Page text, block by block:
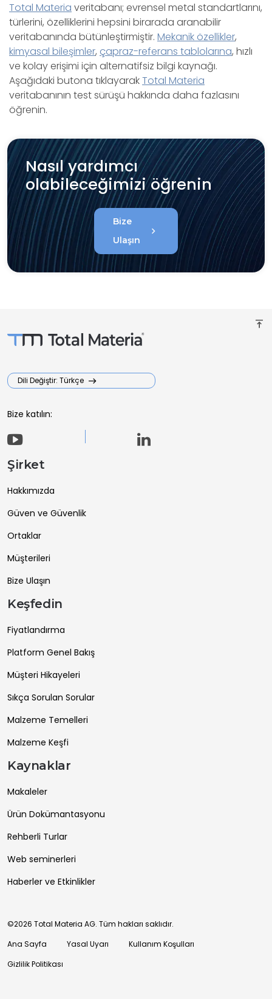
Total Materia veritabanı; evrensel metal standartlarını,
türlerini, özelliklerini hepsini birarada aranabilir
veritabanında bütünleştirmiştir. Mekanik özellikler,
kimyasal bileşimler, çapraz-referans tablolarına, hızlı
ve kolay erişimi için alternatifsiz bilgi kaynağı.
Aşağıdaki butona tıklayarakTotal Materia
veritabanının test sürüşü hakkında daha fazlasını
öğrenin.
Nasıl yardımcı
olabileceğimizi öğrenin
Bize
Ulaşın
chevron_right
vertical_align_top
Dili Değiştir: Türkçe
Bize katılın:
Şirket
Hakkımızda
Güven ve Güvenlik
Ortaklar
Müşterileri
Bize Ulaşın
Keşfedin
Fiyatlandırma
Platform Genel Bakış
Müşteri Hikayeleri
Sıkça Sorulan Sorular
Malzeme Temelleri
Malzeme Keşfi
Kaynaklar
Makaleler
Ürün Dokümantasyonu
Rehberli Turlar
Web seminerleri
Haberler ve Etkinlikler
©2026 Total Materia AG. Tüm hakları saklıdır.
Ana Sayfa
Yasal Uyarı
Kullanım Koşulları
Gizlilik Politikası